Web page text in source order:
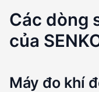
Các dòng
của
Máy đo khí